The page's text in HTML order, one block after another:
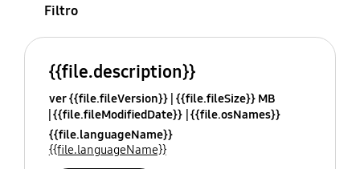
Filtro
{{file.description}}
ver {{file.fileVersion}} {{file.fileSize}} MB
{{file.fileModifiedDate}} {{file.osNames}}
{{file.languageName}}
{{file.languageName}}